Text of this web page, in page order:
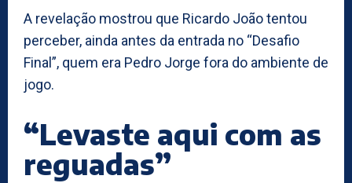
A revelação mostrou que Ricardo João tentou
perceber, ainda antes da entrada no “Desafio
Final”, quem era Pedro Jorge fora do ambiente de
jogo.
“Levaste aqui com as
reguadas”